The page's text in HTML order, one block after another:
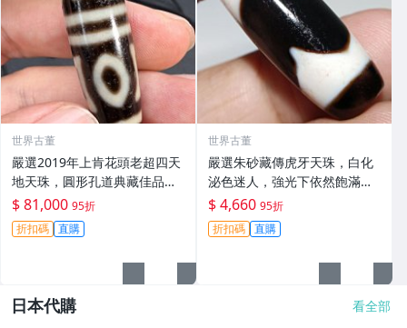
世界古董
嚴選2019年上肯花頭老超四天
地天珠，圓形孔道典藏佳品，
花頭絕版難得一見。收藏推薦
天地天珠 老超 四天
$ 81,000 95折
折扣碼 直購
世界古董
嚴選朱砂藏傳虎牙天珠，白化
泌色迷人，強光下依然飽滿，
天然朱砂點鑲嵌，手工精心手
磨，歷久風化包漿美，適合收
藏家珍藏。 朱砂 天珠 老料
$ 4,660 95折
折扣碼 直購
日本代購 看全部